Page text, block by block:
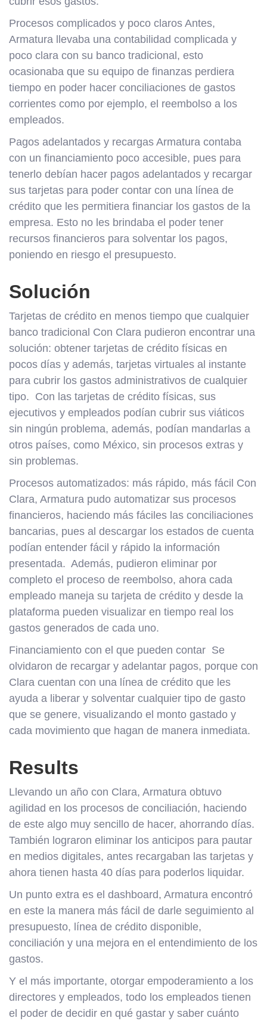
Procesos complicados y poco claros Antes,
Armatura llevaba una contabilidad complicada y
poco clara con su banco tradicional, esto
ocasionaba que su equipo de finanzas perdiera
tiempo en poder hacer conciliaciones de gastos
corrientes como por ejemplo, el reembolso a los
empleados.
Pagos adelantados y recargas Armatura contaba
con un financiamiento poco accesible, pues para
tenerlo debían hacer pagos adelantados y recargar
sus tarjetas para poder contar con una línea de
crédito que les permitiera financiar los gastos de la
empresa. Esto no les brindaba el poder tener
recursos financieros para solventar los pagos,
poniendo en riesgo el presupuesto.
Solución
Tarjetas de crédito en menos tiempo que cualquier
banco tradicional Con Clara pudieron encontrar una
solución: obtener tarjetas de crédito físicas en
pocos días y además, tarjetas virtuales al instante
para cubrir los gastos administrativos de cualquier
tipo. Con las tarjetas de crédito físicas, sus
ejecutivos y empleados podían cubrir sus viáticos
sin ningún problema, además, podían mandarlas a
otros países, como México, sin procesos extras y
sin problemas.
Procesos automatizados: más rápido, más fácil Con
Clara, Armatura pudo automatizar sus procesos
financieros, haciendo más fáciles las conciliaciones
bancarias, pues al descargar los estados de cuenta
podían entender fácil y rápido la información
presentada. Además, pudieron eliminar por
completo el proceso de reembolso, ahora cada
empleado maneja su tarjeta de crédito y desde la
plataforma pueden visualizar en tiempo real los
gastos generados de cada uno.
Financiamiento con el que pueden contar Se
olvidaron de recargar y adelantar pagos, porque con
Clara cuentan con una línea de crédito que les
ayuda a liberar y solventar cualquier tipo de gasto
que se genere, visualizando el monto gastado y
cada movimiento que hagan de manera inmediata.
Results
Llevando un año con Clara, Armatura obtuvo
agilidad en los procesos de conciliación, haciendo
de este algo muy sencillo de hacer, ahorrando días.
También lograron eliminar los anticipos para pautar
en medios digitales, antes recargaban las tarjetas y
ahora tienen hasta 40 días para poderlos liquidar.
Un punto extra es el dashboard, Armatura encontró
en este la manera más fácil de darle seguimiento al
presupuesto, línea de crédito disponible,
conciliación y una mejora en el entendimiento de los
gastos.
Y el más importante, otorgar empoderamiento a los
directores y empleados, todo los empleados tienen
el poder de decidir en qué gastar y saber cuánto